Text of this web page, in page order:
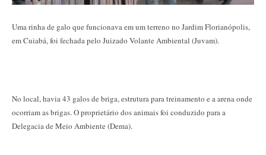
Uma rinha de galo que funcionava em um terreno no Jardim Florianópolis,
em Cuiabá, foi fechada pelo Juizado Volante Ambiental (Juvam).
No local, havia 43 galos de briga, estrutura para treinamento e a arena onde
ocorriam as brigas. O proprietário dos animais foi conduzido para a
Delegacia de Meio Ambiente (Dema).